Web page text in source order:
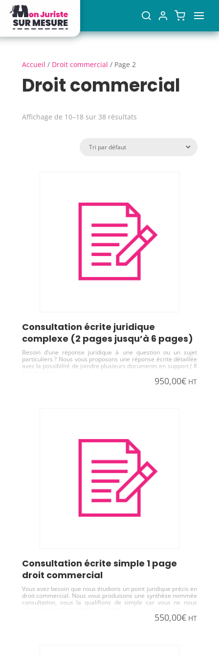
Accueil / Droit commercial / Page 2
Droit commercial
Affichage de 10–18 sur 38 résultats
consultation écrite juridique
complexe (2 pages jusqu’à 6 pages)
Besoin d’une réponse juridique à une question ou un sujet
particuliers ? Nous vous proposons une réponse écrite détaillée
avec la possibilité de joindre plusieurs documents en support ( 8
950,00€ HT
consultation écrite simple 1 page
droit commercial
Vous avez besoin que nous étudions un point juridique précis en
droit commercial. Nous vous produisons une synthèse nommée
consultation, nous la qualifions de simple car vous ne nous
550,00€ HT